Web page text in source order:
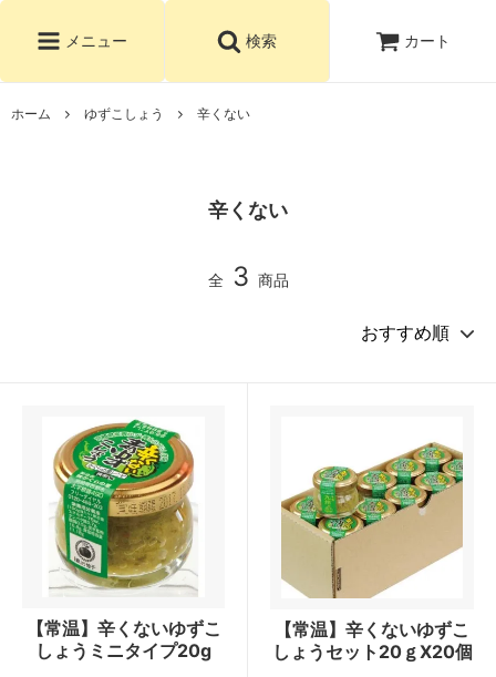
メニュー 検索 カート
ホーム ゆずこしょう 辛くない
辛くない
全 3 商品
【常温】辛くないゆずこ
しょうミニタイプ20g
【常温】辛くないゆずこ
しょうセット20ｇX20個